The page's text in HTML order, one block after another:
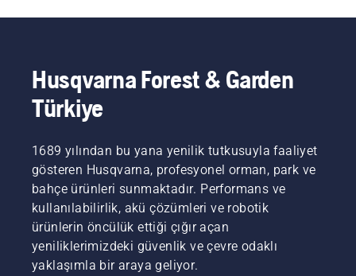
Husqvarna Forest & Garden
Türkiye
1689 yılından bu yana yenilik tutkusuyla faaliyet
gösteren Husqvarna, profesyonel orman, park ve
bahçe ürünleri sunmaktadır. Performans ve
kullanılabilirlik, akü çözümleri ve robotik
ürünlerin öncülük ettiği çığır açan
yeniliklerimizdeki güvenlik ve çevre odaklı
yaklaşımla bir araya geliyor.